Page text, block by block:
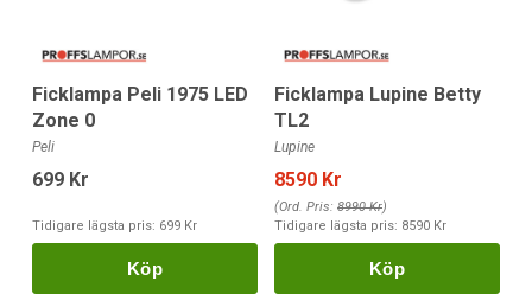
Ficklampa Peli 1975 LED
Zone 0
Peli
699 Kr
Tidigare lägsta pris: 699 Kr
Köp
Ficklampa Lupine Betty
TL2
Lupine
8590 Kr
(Ord. Pris: 8990 Kr)
Tidigare lägsta pris: 8590 Kr
Köp